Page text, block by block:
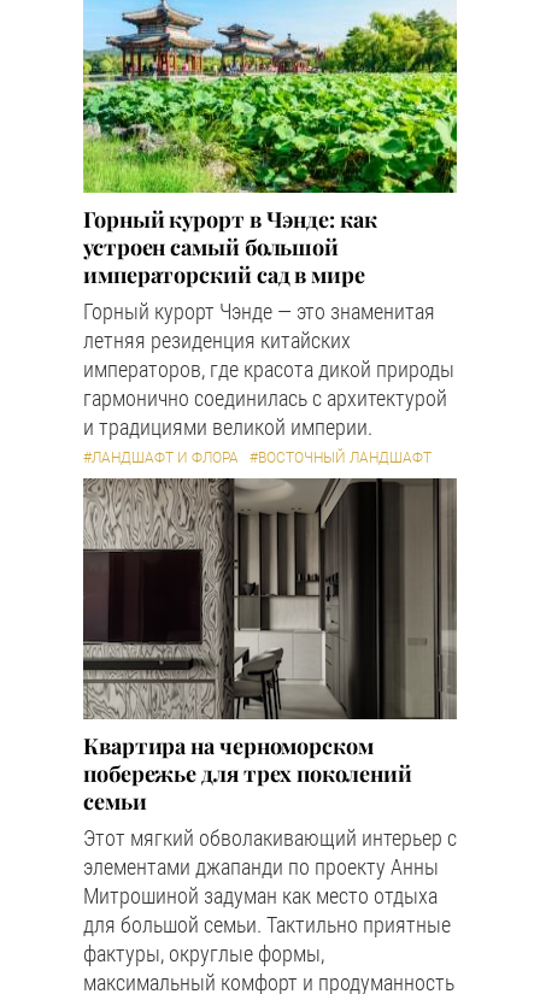
Горный курорт в Чэнде: как
устроен самый большой
императорский сад в мире
Горный курорт Чэнде — это знаменитая
летняя резиденция китайских
императоров, где красота дикой природы
гармонично соединилась с архитектурой
и традициями великой империи.
#ЛАНДШАФТ И ФЛОРА #ВОСТОЧНЫЙ ЛАНДШАФТ
Квартира на черноморском
побережье для трех поколений
семьи
Этот мягкий обволакивающий интерьер с
элементами джапанди по проекту Анны
Митрошиной задуман как место отдыха
для большой семьи. Тактильно приятные
фактуры, округлые формы,
максимальный комфорт и продуманность